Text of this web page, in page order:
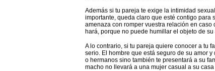
Además si tu pareja te exige la intimidad
importante, queda claro que esté contigo para
amenaza con romper vuestra relación en caso
hará, porque no puede humillar el objeto de
A lo contrario, si tu pareja quiere conocer a tu
serio. El hombre que está seguro de su amor
o hermanos sino también te presentará a su
macho no llevará a una mujer casual a su